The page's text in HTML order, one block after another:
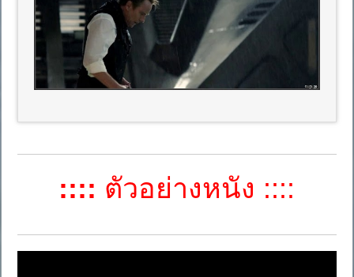
:::: ตัวอย่างหนัง ::::